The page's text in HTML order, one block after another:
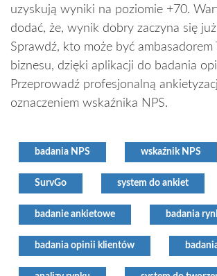
uzyskują wyniki na poziomie +70.
dodać, że, wynik dobry zaczyna się
Sprawdź, kto może być ambasadorem
biznesu, dzięki aplikacji do badania
Przeprowadź profesjonalną
oznaczeniem wskaźnika NPS.
badania NPS wskaźnik NPS
SurvGo system do ankiet
badanie ankietowe badania
badania opinii klientów